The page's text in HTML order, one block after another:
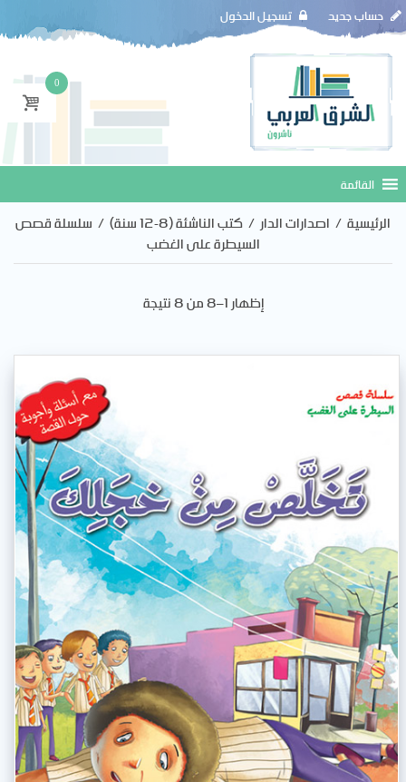
تسجيل الدخول حساب جديد
0
الرئيسية / اصدارات الدار / كتب الناشئة (8-12 سنة) / سلسلة قصص
السيطرة على الغضب
إظهار 1–8 من 8 نتيجة